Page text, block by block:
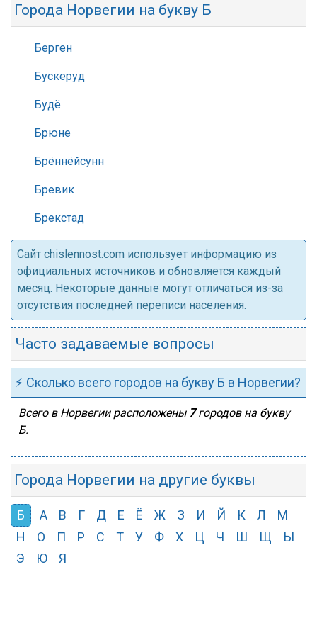
Города Норвегии на букву Б
Берген
Бускеруд
Будё
Брюне
Брённёйсунн
Бревик
Брекстад
Cайт chislennost.com использует информацию из
официальных источников и обновляется каждый
месяц. Некоторые данные могут отличаться из-за
отсутствия последней переписи населения.
Часто задаваемые вопросы
⚡ Сколько всего городов на букву Б в Норвегии?
Всего в Норвегии расположены 7городов на букву
Б.
Города Норвегии на другие буквы
Б А В Г Д Е Ё Ж З И Й К Л
М
Н
О П Р С Т У Ф Х Ц Ч Ш Щ
Ы
Э
Ю Я